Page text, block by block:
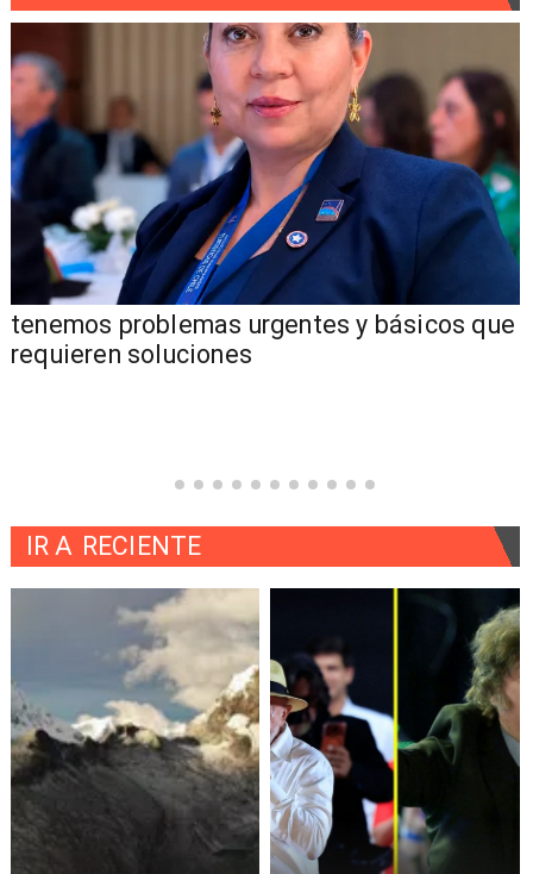
tenemos problemas urgentes y básicos que
requieren soluciones
IR A RECIENTE